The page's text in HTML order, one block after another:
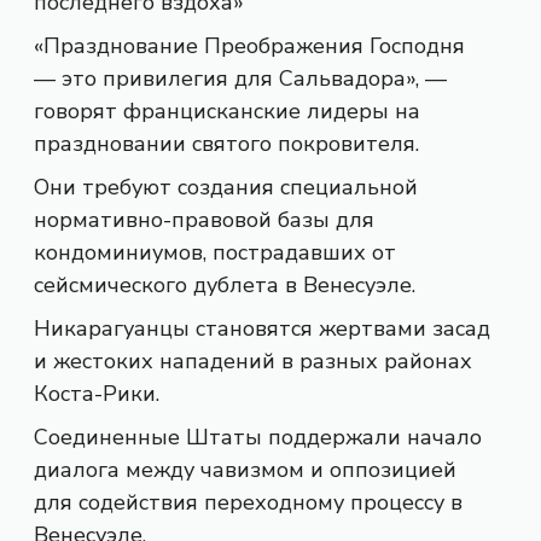
«Празднование Преображения Господня
— это привилегия для Сальвадора», —
говорят францисканские лидеры на
праздновании святого покровителя.
Они требуют создания специальной
нормативно-правовой базы для
кондоминиумов, пострадавших от
сейсмического дублета в Венесуэле.
Никарагуанцы становятся жертвами засад
и жестоких нападений в разных районах
Коста-Рики.
Соединенные Штаты поддержали начало
диалога между чавизмом и оппозицией
для содействия переходному процессу в
Венесуэле.